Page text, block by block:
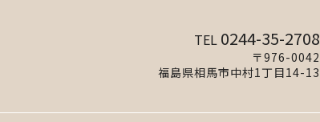
TEL 0244-35-2708
〒976-0042
福島県相馬市中村1丁目14-13